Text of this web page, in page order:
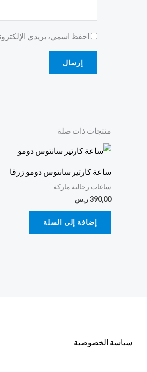
احفظ اسمي، بريدي
منتجات ذات صلة
ساعة كارتير سانتوس دومو زرقا
ساعات رجالية ماركة
390,00ر.س
إضافة إلى السلة
سياسة الخصوصية